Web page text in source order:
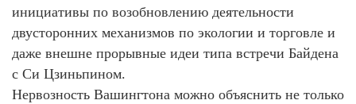
инициативы по возобновлению деятельности
двусторонних механизмов по экологии и торговле и
даже внешне прорывные идеи типа встречи Байдена
с Си Цзиньпином.
Нервозность Вашингтона можно объяснить не только